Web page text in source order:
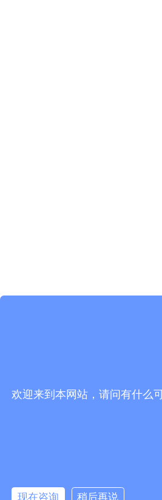
欢迎来到本网站，请问有什么
现在咨询 稍后再说